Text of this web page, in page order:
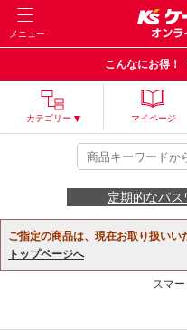
メニュー
こんなにお得！
カテゴリー マイページ
定期的なパ
ご指定の商品は、現在お取り扱いい
トップページへ
スマー